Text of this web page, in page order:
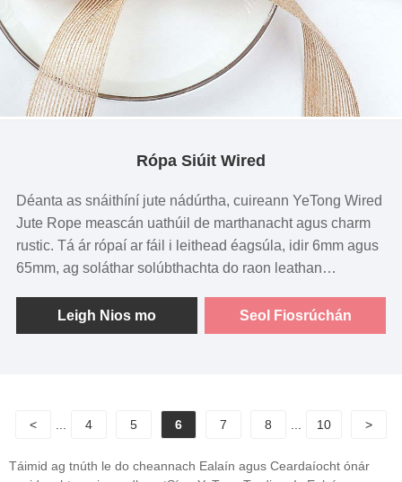
Rópa Siúit Wired
Déanta as snáithíní jute nádúrtha, cuireann YeTong Wired
Jute Rope meascán uathúil de marthanacht agus charm
rustic. Tá ár rópaí ar fáil i leithead éagsúla, idir 6mm agus
65mm, ag soláthar solúbthachta do raon leathan
variant maisiúil, ag nascadh bows, nó ag pacáistiú
bronntanais, is iad ár rópaí siúit sreangaithe an rogha
Leigh Nios mo Seol Fiosrúchán
< 4 5 6 7 8 10 >
Táimid ag tnúth le do cheannach Ealaín agus Ceardaíocht ónár